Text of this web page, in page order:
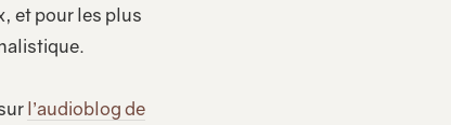
et pour les plus
l’audioblog de